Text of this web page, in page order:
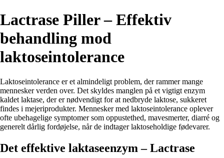
Lactrase Piller – Effektiv
behandling mod
laktoseintolerance
Laktoseintolerance er et almindeligt problem, der rammer mange
mennesker verden over. Det skyldes manglen på et vigtigt enzym
kaldet laktase, der er nødvendigt for at nedbryde laktose, sukkeret
findes i mejeriprodukter. Mennesker med laktoseintolerance oplever
ofte ubehagelige symptomer som oppustethed, mavesmerter, diarré og
generelt dårlig fordøjelse, når de indtager laktoseholdige fødevarer.
Det effektive laktaseenzym – Lactrase